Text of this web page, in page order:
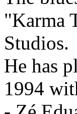
"Karma
Studios.
He has
1994